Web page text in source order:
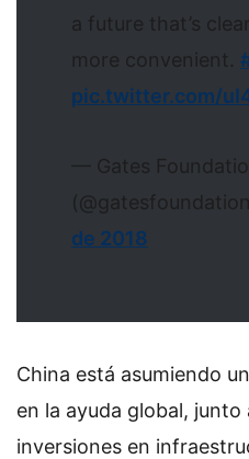
a future that’s
more convenient.
pic.twitter.com/
— Gates
de 2018
China está asumiendo
en la ayuda global, junto
inversiones en